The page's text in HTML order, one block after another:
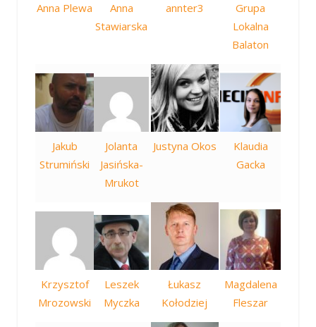
Anna Plewa
Anna
Stawiarska
annter3
Grupa
Lokalna
Balaton
Jakub
Strumiński
Jolanta
Jasińska-
Mrukot
Justyna Okos
Klaudia
Gacka
Krzysztof
Mrozowski
Leszek
Myczka
Łukasz
Kołodziej
Magdalena
Fleszar